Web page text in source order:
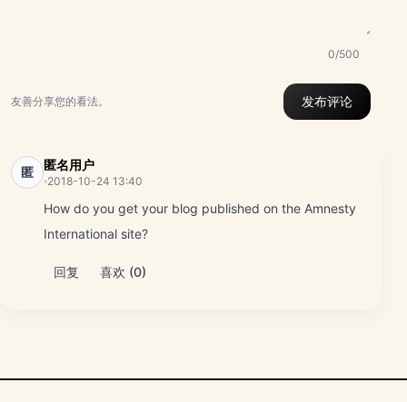
0/500
友善分享您的看法。 发布评论
匿 匿名用户
2018-10-24 13:40
How do you get your blog published on the Amnesty
International site?
回复 喜欢 (0)